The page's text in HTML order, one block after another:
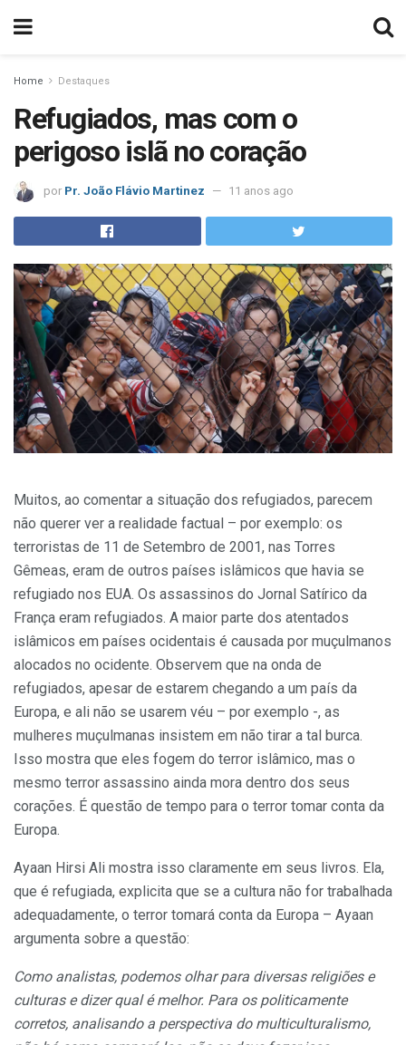
Home Destaques
Refugiados, mas com o
perigoso islã no coração
por Pr. João Flávio Martinez 11 anos ago
Muitos, ao comentar a situação dos refugiados, parecem
não querer ver a realidade factual – por exemplo: os
terroristas de 11 de Setembro de 2001, nas Torres
Gêmeas, eram de outros países islâmicos que havia se
refugiado nos EUA. Os assassinos do Jornal Satírico da
França eram refugiados. A maior parte dos atentados
islâmicos em países ocidentais é causada por muçulmanos
alocados no ocidente. Observem que na onda de
refugiados, apesar de estarem chegando a um país da
Europa, e ali não se usarem véu – por exemplo -, as
mulheres muçulmanas insistem em não tirar a tal burca.
Isso mostra que eles fogem do terror islâmico, mas o
mesmo terror assassino ainda mora dentro dos seus
corações. É questão de tempo para o terror tomar conta da
Europa.
Ayaan Hirsi Ali mostra isso claramente em seus livros. Ela,
que é refugiada, explicita que se a cultura não for trabalhada
adequadamente, o terror tomará conta da Europa – Ayaan
argumenta sobre a questão:
Como analistas, podemos olhar para diversas religiões e
culturas e dizer qual é melhor. Para os politicamente
corretos, analisando a perspectiva do multiculturalismo,